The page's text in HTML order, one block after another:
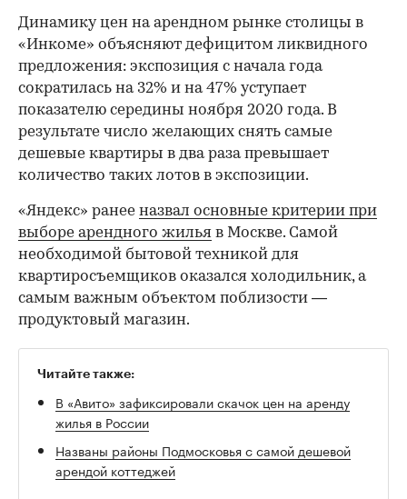
Динамику цен на арендном рынке столицы в
«Инкоме» объясняют дефицитом ликвидного
предложения: экспозиция с начала года
сократилась на 32% и на 47% уступает
показателю середины ноября 2020 года. В
результате число желающих снять самые
дешевые квартиры в два раза превышает
количество таких лотов в экспозиции.
«Яндекс» ранее назвал основные критерии при
выборе арендного жилья в Москве. Самой
необходимой бытовой техникой для
квартиросъемщиков оказался холодильник, а
самым важным объектом поблизости —
продуктовый магазин.
Читайте также:
В «Авито» зафиксировали скачок цен на аренду
жилья в России
Названы районы Подмосковья с самой дешевой
арендой коттеджей